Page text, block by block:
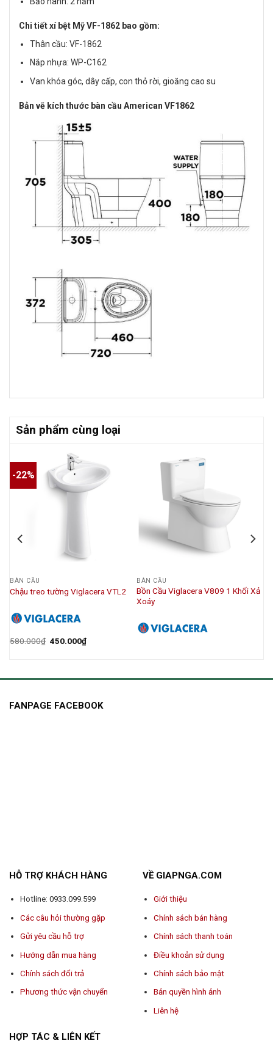
Chi tiết xí bệt Mỹ VF-1862 bao gồm:
Thân cầu: VF-1862
Nắp nhựa: WP-C162
Van khóa góc, dây cấp, con thỏ rời, gioăng cao su
Bản vẽ kích thước bàn cầu American VF1862
Sản phẩm cùng loại
-22%
BÀN CẦU
Chậu treo tường Viglacera VTL2
580.000₫ 450.000₫
BÀN CẦU
Bồn Cầu Viglacera V809 1 Khối Xả
Xoáy
FANPAGE FACEBOOK
HỖ TRỢ KHÁCH HÀNG
Hotline: 0933.099.599
Các câu hỏi thường gặp
Gửi yêu cầu hỗ trợ
Hướng dẫn mua hàng
Chính sách đổi trả
Phương thức vận chuyển
VỀ GIAPNGA.COM
Giới thiệu
Chính sách bán hàng
Chính sách thanh toán
Điều khoản sử dụng
Chính sách bảo mật
Bản quyền hình ảnh
Liên hệ
HỢP TÁC & LIÊN KẾT